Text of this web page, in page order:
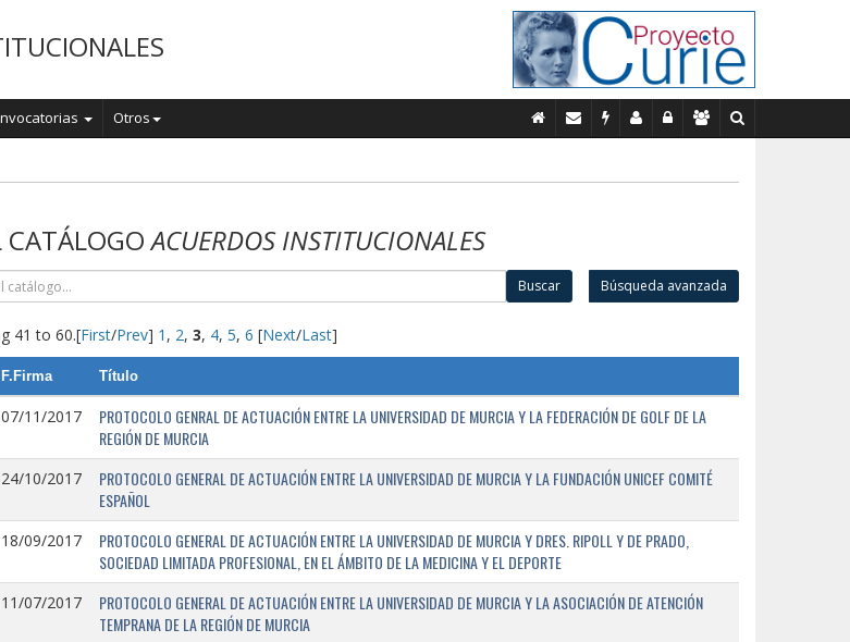
Otros
CATÁLOGOACUERDOS INSTITUCIONALES
Buscar Búsqueda avanzada
41 to 60.[First/Prev] 1 , 2, 3, 4, 5, 6 [Next/Last]
F.Firma Título
07/11/2017
PROTOCOLO GENRAL DE ACTUACIÓN ENTRE LA UNIVERSIDAD DE MURCIA Y LA FEDERACIÓN DE GOLF DE LA
REGIÓN DE MURCIA
24/10/2017
PROTOCOLO GENERAL DE ACTUACIÓN ENTRE LA UNIVERSIDAD DE MURCIA Y LA FUNDACIÓN UNICEF COMITÉ
ESPAÑOL
18/09/2017
PROTOCOLO GENERAL DE ACTUACIÓN ENTRE LA UNIVERSIDAD DE MURCIA Y DRES. RIPOLL Y DE PRADO,
SOCIEDAD LIMITADA PROFESIONAL, EN EL ÁMBITO DE LA MEDICINA Y EL DEPORTE
11/07/2017
PROTOCOLO GENERAL DE ACTUACIÓN ENTRE LA UNIVERSIDAD DE MURCIA Y LA ASOCIACIÓN DE ATENCIÓN
TEMPRANA DE LA REGIÓN DE MURCIA